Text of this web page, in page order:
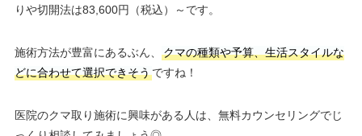
りや切開法は83,600円（税込）～です。
施術方法が豊富にあるぶん、
クマの種類や予算、生活スタイルな
どに合わせて選択できそうですね！
医院のクマ取り施術に興味がある人は、無料カウンセリングでじ